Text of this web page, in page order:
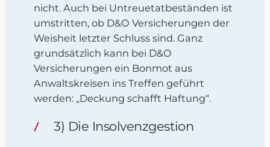
nicht. Auch bei Untreuetatbeständen ist
umstritten, ob D&O Versicherungen der
Weisheit letzter Schluss sind. Ganz
grundsätzlich kann bei D&O
Versicherungen ein Bonmot aus
Anwaltskreisen ins Treffen geführt
werden: „Deckung schafft Haftung“.
3) Die Insolvenzgestion